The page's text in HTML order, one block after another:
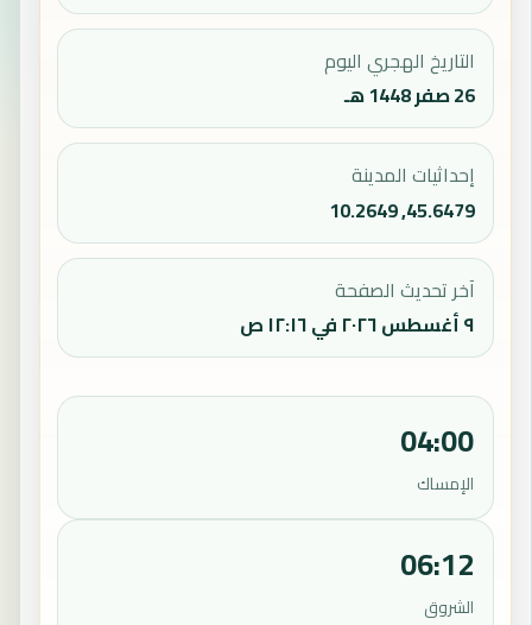
التاريخ الهجري اليوم
26 صفر 1448 هـ
إحداثيات المدينة
45.6479, 10.2649
آخر تحديث الصفحة
٩ أغسطس ٢٠٢٦ في ١٢:١٦ ص
04:00
الإمساك
06:12
الشروق